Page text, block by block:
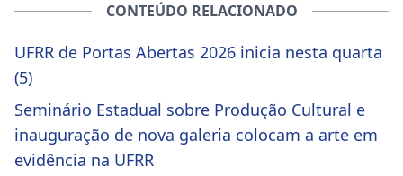
CONTEÚDO RELACIONADO
UFRR de Portas Abertas 2026 inicia nesta quarta
(5)
Seminário Estadual sobre Produção Cultural e
inauguração de nova galeria colocam a arte em
evidência na UFRR